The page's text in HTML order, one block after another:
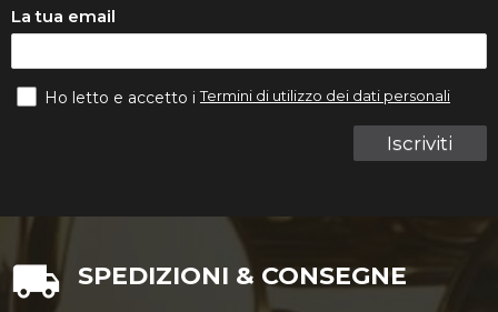
La tua email
Iscriviti
Ho letto e accetto iTermini di utilizzo dei dati personali
SPEDIZIONI & CONSEGNE